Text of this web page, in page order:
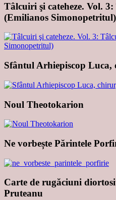
Tâlcuiri şi cateheze. Vol.
(Emilianos Simonopetritul)
Sfântul Arhiepiscop
Noul Theotokarion
Ne vorbește Părintele
Carte de rugăciuni
Pruteanu